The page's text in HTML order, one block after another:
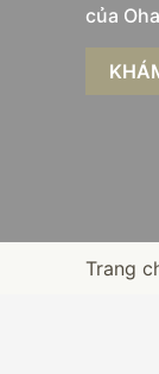
của
Trang